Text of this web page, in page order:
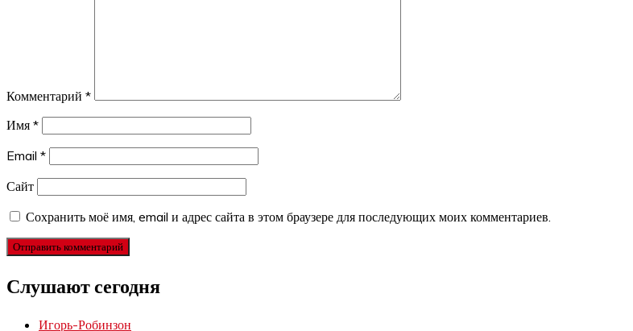
Комментарий *
Имя *
Email *
Сайт
Сохранить моё имя, email и адрес сайта в этом браузере для последующих моих комментариев.
Слушают сегодня
Игорь-Робинзон